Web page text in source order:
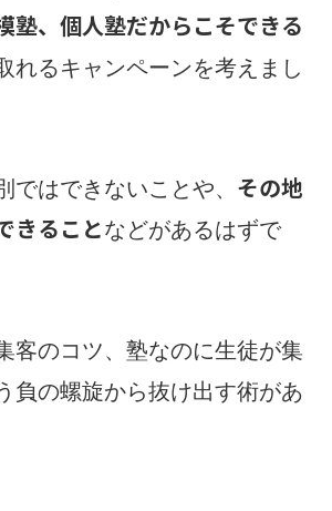
塾、個人塾だからこそできる
れるキャンペーンを考えまし
ではできないことや、 その地
きることなどがあるはずで
客のコツ、塾なのに生徒が集
負の螺旋から抜け出す術があ